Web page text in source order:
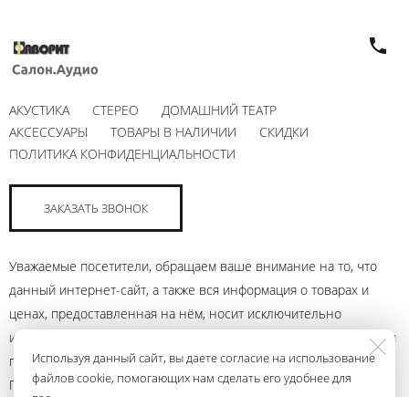
Используя данный сайт, вы даете согласие на использование
файлов cookie, помогающих нам сделать его удобнее для
АКУСТИКА СТЕРЕО
ДОМАШНИЙ ТЕАТР
АКСЕССУАРЫ
ТОВАРЫ В НАЛИЧИИ
СКИДКИ
ПОЛИТИКА КОНФИДЕНЦИАЛЬНОСТИ
ЗАКАЗАТЬ ЗВОНОК
Уважаемые посетители, обращаем ваше внимание на то, что
данный интернет-сайт, а также вся информация о товарах и
ценах, предоставленная на нём, носит исключительно
информационный характер и ни при каких условиях не является
публичной офертой, определяемой положениями Статьи 437
Гражданского кодекса Российской Федерации. Для получения